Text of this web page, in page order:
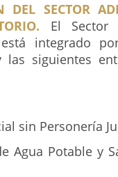
DEL SECTOR
El Sector
integrado
siguientes
sin Personería
Agua Potable y